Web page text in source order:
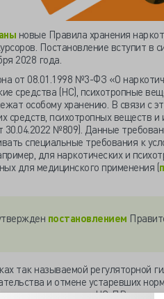
новые Правила хранения
Постановление вступит в
2028 года.
от 08.01.1998 №3-ФЗ «О
средства (НС), психотропные
особому хранению. В связи с
средств, психотропных веществ и
30.04.2022 №809). Данные
специальные требования к
для наркотических и
для медицинского применения (
постановлением
так называемой регуляторной
и отмене устаревших
порядок хранения НС, ПВ и их